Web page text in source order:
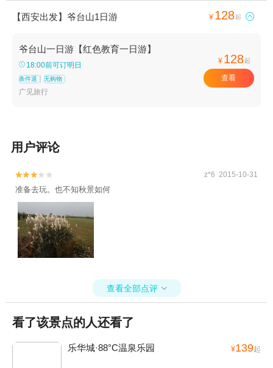
【西安出发】爷台山1日游 ¥ 128起 
爷台山一日游【红色教育一日游】
18:00前可订明日
条件退 无购物
广见旅行
¥ 128起
查看
用户评论

 z*6 2015-10-31
准备去玩。也不知秋景如何
查看全部点评 
看了该景点的人还看了
乐华城·88°C温泉乐园 ¥139起